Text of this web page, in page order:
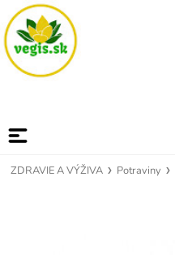
ZDRAVIE A VÝŽIVA Potraviny